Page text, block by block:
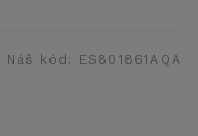
Náš kód: ES801861AQA